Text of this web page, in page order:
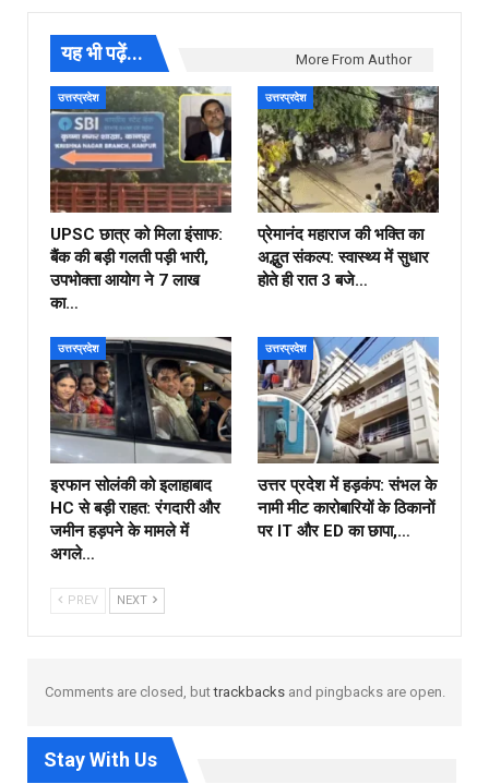
यह भी पढ़ें... More From Author
उत्तरप्रदेश
UPSC छात्र को मिला इंसाफ:
बैंक की बड़ी गलती पड़ी भारी,
उपभोक्ता आयोग ने ₹7 लाख
का…
उत्तरप्रदेश
प्रेमानंद महाराज की भक्ति का
अद्भुत संकल्प: स्वास्थ्य में सुधार
होते ही रात 3 बजे…
उत्तरप्रदेश
इरफान सोलंकी को इलाहाबाद
HC से बड़ी राहत: रंगदारी और
जमीन हड़पने के मामले में
अगले…
उत्तरप्रदेश
उत्तर प्रदेश में हड़कंप: संभल के
नामी मीट कारोबारियों के ठिकानों
पर IT और ED का छापा,…
PREV NEXT
Comments are closed, buttrackbacksand pingbacks are open.
Stay With Us